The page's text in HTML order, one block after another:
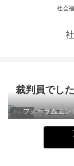
社会
裁判員でした
キャリアフォーラムエン